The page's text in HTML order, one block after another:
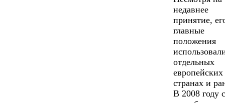
недавнее
принятие,
главные
положения
отдельных
европейских
странах и
В 2008 году